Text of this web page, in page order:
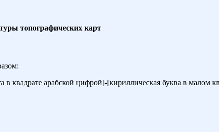
топографических карт
квадрате арабской цифрой]-[кириллическая буква в